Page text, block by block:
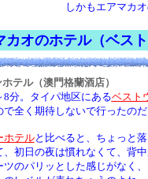
しかもエアマカ
カオのホテル（ベス
テル（澳門格蘭酒店）
分。タイパ地区にあるベスト
全く期待しないで行ったの
ホテルと比べると、ちょっと
初日の夜は慣れなくて、背
のパリッとした感じがなく、